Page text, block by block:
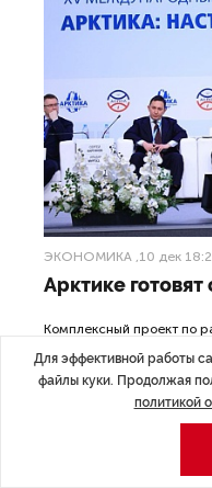
ЭКОНОМИКА ,10 дек
Арктике
Комплексный проект по
и Трансарктического
на самом высоком
Для эффективной работы
файлы куки. Продолжая
политикой